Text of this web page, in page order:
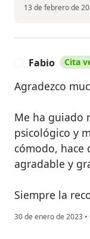
13 de febrero de
Fabio Cita
Agradezco
Me ha guiado
psicológico y
cómodo, hace
agradable y
Siempre la
30 de enero de 2023 •